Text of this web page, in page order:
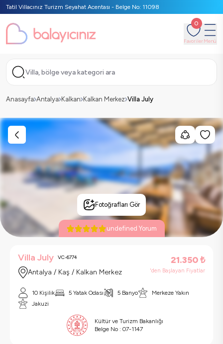
Tatil Villacınız Turizm Seyahat Acentası - Belge No: 11098
0
FavorilerMenü
Villa, bölge veya kategori ara
Anasayfa Antalya Kalkan Kalkan Merkez Villa July
Fotoğrafları Gör
undefined Yorum
Villa July VC-6774
Antalya / Kaş / Kalkan Merkez
21.350₺
'den Başlayan Fiyatlar
10 Kişilik 5 Yatak Odası 5 Banyo
Merkeze Yakın
Jakuzi
Kültür ve Turizm Bakanlığı
Belge No : 07-1147